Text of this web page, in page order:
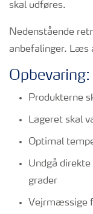
skal udføres.
Nedenstående
anbefalinger. Læs
Opbevaring:
Produkterne
Lageret skal
Optimal
Undgå
grader
Vejrmæssige